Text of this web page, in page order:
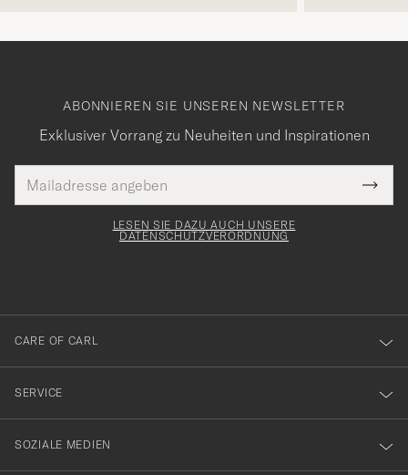
ABONNIEREN SIE UNSEREN NEWSLETTER
Exklusiver Vorrang zu Neuheiten und Inspirationen
Mail
Adresse
Tack
för
dig
till
vårt
nyhetsbrev!
LESEN SIE DAZU AUCH UNSERE
DATENSCHUTZVERORDNUNG
CARE OF CARL
SERVICE
SOZIALE MEDIEN